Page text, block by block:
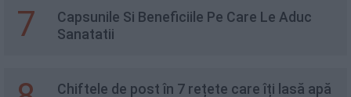
7
Capsunile Si Beneficiile Pe Care Le Aduc
Sanatatii
Chiftele de post în 7 rețete care îți lasă apă